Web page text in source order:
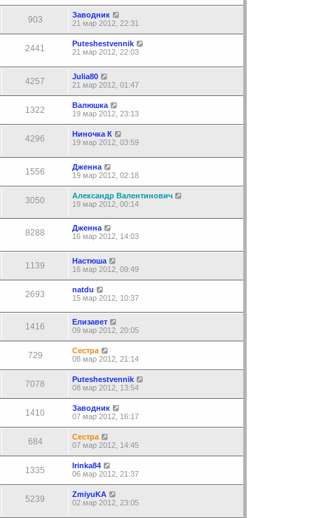
903
Заводник
21 мар 2012, 22:31
2441
Puteshestvennik
21 мар 2012, 22:03
4257
Julia80
21 мар 2012, 01:47
1322
Валюшка
19 мар 2012, 23:13
4296
Ниночка К
19 мар 2012, 03:59
1556
Дженна
19 мар 2012, 02:18
3050
Александр Валентинович
19 мар 2012, 00:14
8288
Дженна
16 мар 2012, 14:03
1139
Настюша
16 мар 2012, 09:49
2693
natdu
15 мар 2012, 10:37
1416
Елизавет
09 мар 2012, 20:05
729
Сестра
08 мар 2012, 21:14
7078
Puteshestvennik
08 мар 2012, 13:54
1410
Заводник
07 мар 2012, 16:17
684
Сестра
07 мар 2012, 14:45
1335
Irinka84
06 мар 2012, 21:37
5239
ZmiyuKA
02 мар 2012, 23:05